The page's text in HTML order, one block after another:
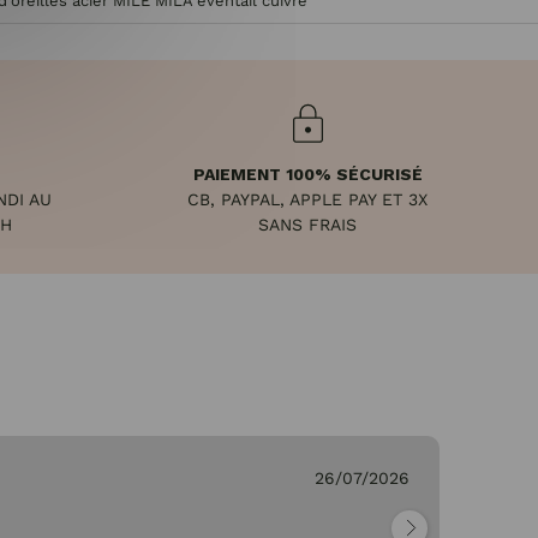
AU
PAIEMENT 100% SÉCURISÉ
CB, PAYPAL, APPLE PAY ET 3X
SANS FRAIS
26/07/2026